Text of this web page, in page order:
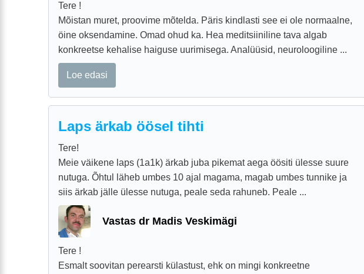
Tere !
Mõistan muret, proovime mõtelda. Päris kindlasti see ei ole normaalne,
öine oksendamine. Omad ohud ka. Hea meditsiiniline tava algab
konkreetse kehalise haiguse uurimisega. Analüüsid, neuroloogiline ...
Loe edasi
Laps ärkab öösel tihti
Tere!
Meie väikene laps (1a1k) ärkab juba pikemat aega öösiti ülesse suure
nutuga. Õhtul läheb umbes 10 ajal magama, magab umbes tunnike ja
siis ärkab jälle ülesse nutuga, peale seda rahuneb. Peale ...
Vastas dr Madis Veskimägi
Tere !
Esmalt soovitan perearsti külastust, ehk on mingi konkreetne